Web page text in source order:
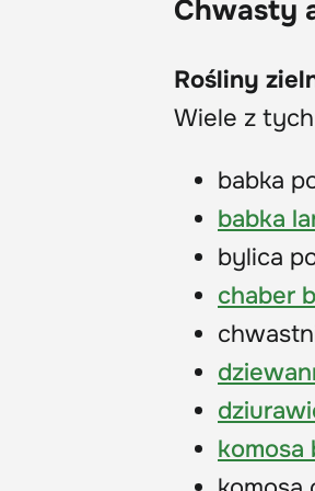
Chwasty
Rośliny
Wiele z
babka
babka
bylica
chaber
komosa